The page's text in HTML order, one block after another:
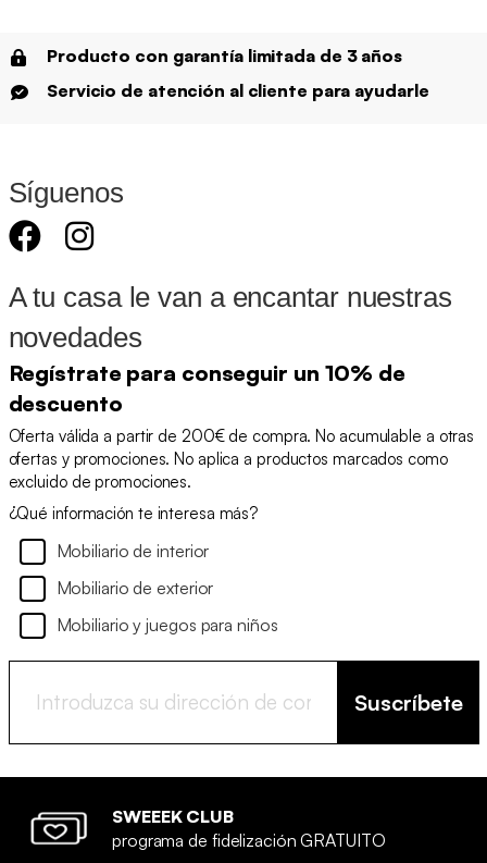
Producto con garantía limitada de 3 años
Servicio de atención al cliente para ayudarle
Síguenos
A tu casa le van a encantar nuestras
novedades
Regístrate para conseguir un 10% de
descuento
Oferta válida a partir de 200€ de compra. No acumulable a otras
ofertas y promociones. No aplica a productos marcados como
excluido de promociones.
¿Qué información te interesa más?
Mobiliario de interior
Mobiliario de exterior
Mobiliario y juegos para niños
Suscríbete
SWEEEK CLUB
programa de fidelización GRATUITO